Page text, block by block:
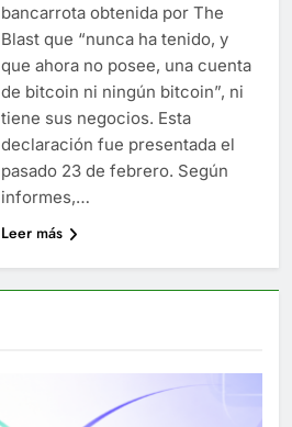
bancarrota obtenida por The
Blast que “nunca ha tenido, y
que ahora no posee, una cuenta
de bitcoin ni ningún bitcoin”, ni
tiene sus negocios. Esta
declaración fue presentada el
pasado 23 de febrero. Según
informes,…
Leer más